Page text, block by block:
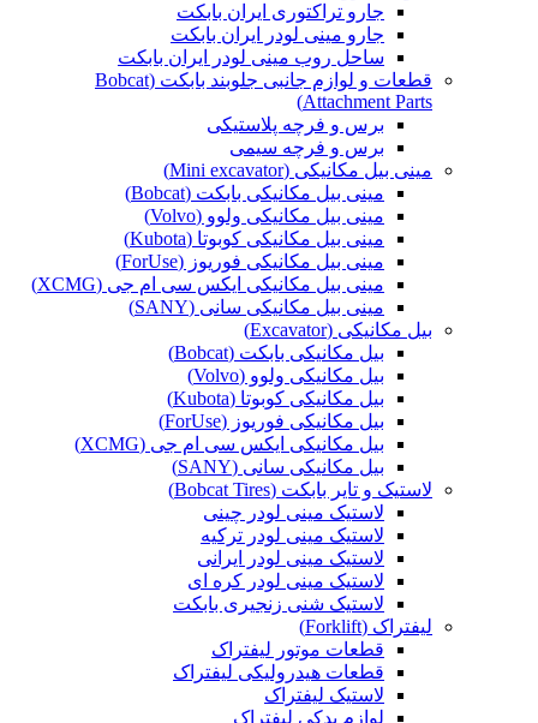
جارو تراکتوری ایران بابکت
جارو مینی لودر ایران بابکت
ساحل روب مینی لودر ایران بابکت
قطعات و لوازم جانبی جلوبند بابکت (Bobcat
Attachment Parts)
برس و فرچه پلاستیکی
برس و فرچه سیمی
مینی بیل مکانیکی (Mini excavator)
مینی بیل مکانیکی بابکت (Bobcat)
مینی بیل مکانیکی ولوو (Volvo)
مینی بیل مکانیکی کوبوتا (Kubota)
مینی بیل مکانیکی فوریوز (ForUse)
مینی بیل مکانیکی ایکس سی ام جی (XCMG)
مینی بیل مکانیکی سانی (SANY)
بیل مکانیکی (Excavator)
بیل مکانیکی بابکت (Bobcat)
بیل مکانیکی ولوو (Volvo)
بیل مکانیکی کوبوتا (Kubota)
بیل مکانیکی فوریوز (ForUse)
بیل مکانیکی ایکس سی ام جی (XCMG)
بیل مکانیکی سانی (SANY)
لاستیک و تایر بابکت (Bobcat Tires)
لاستیک مینی لودر چینی
لاستیک مینی لودر ترکیه
لاستیک مینی لودر ایرانی
لاستیک مینی لودر کره ای
لاستیک شنی زنجیری بابکت
لیفتراک (Forklift)
قطعات موتور لیفتراک
قطعات هیدرولیکی لیفتراک
لاستیک لیفتراک
لوازم یدکی لیفتراک